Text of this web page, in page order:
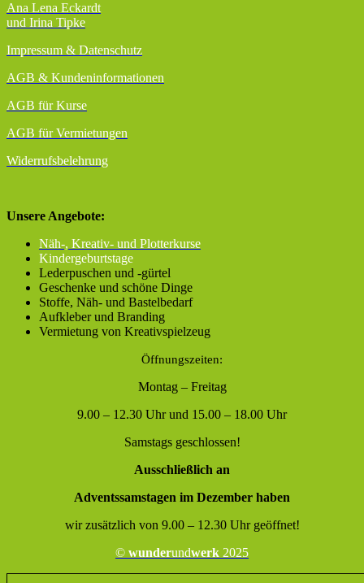
Ana Lena Eckardt
und Irina Tipke
Impressum & Datenschutz
AGB & Kundeninformationen
AGB für Kurse
AGB für Vermietungen
Widerrufsbelehrung
Unsere Angebote:
Näh-, Kreativ- und Plotterkurse
Kindergeburtstage
Lederpuschen und -gürtel
Geschenke und schöne Dinge
Stoffe, Näh- und Bastelbedarf
Aufkleber und Branding
Vermietung von Kreativspielzeug
Öffnungszeiten:
Montag – Freitag
9.00 – 12.30 Uhr und 15.00 – 18.00 Uhr
Samstags geschlossen!
Ausschließlich an
Adventssamstagen im Dezember haben
wir zusätzlich von 9.00 – 12.30 Uhr geöffnet!
© wunderundwerk 2025